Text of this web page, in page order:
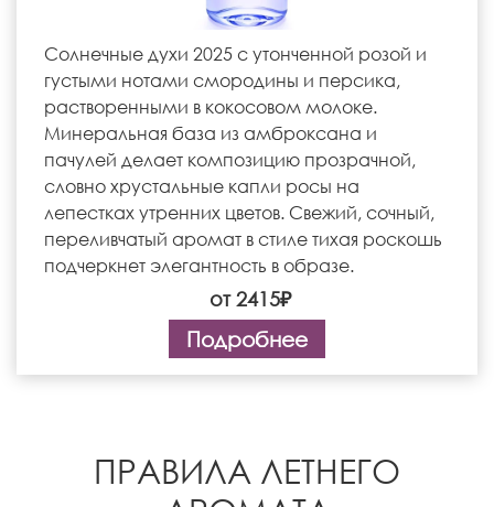
Солнечные духи 2025 с утонченной розой и
густыми нотами смородины и персика,
растворенными в кокосовом молоке.
Минеральная база из амброксана и
пачулей делает композицию прозрачной,
словно хрустальные капли росы на
лепестках утренних цветов. Свежий, сочный,
переливчатый аромат в стиле тихая роскошь
подчеркнет элегантность в образе.
от 2415₽
Подробнее
ПРАВИЛА ЛЕТНЕГО